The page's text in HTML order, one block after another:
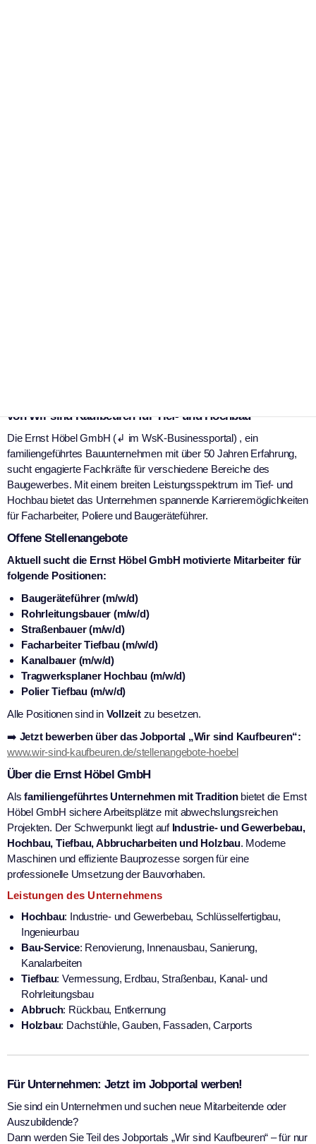
von Wir sind Kaufbeuren für Tief- und Hochbau
Die Ernst Höbel GmbH (↲ im WsK-Businessportal) , ein
familiengeführtes Bauunternehmen mit über 50 Jahren Erfahrung,
sucht engagierte Fachkräfte für verschiedene Bereiche des
Baugewerbes. Mit einem breiten Leistungsspektrum im Tief- und
Hochbau bietet das Unternehmen spannende Karrieremöglichkeiten
für Facharbeiter, Poliere und Baugeräteführer.
Offene Stellenangebote
Aktuell sucht die Ernst Höbel GmbH motivierte Mitarbeiter für
folgende Positionen:
Baugeräteführer (m/w/d)
Rohrleitungsbauer (m/w/d)
Straßenbauer (m/w/d)
Facharbeiter Tiefbau (m/w/d)
Kanalbauer (m/w/d)
Tragwerksplaner Hochbau (m/w/d)
Polier Tiefbau (m/w/d)
Alle Positionen sind in Vollzeitzu besetzen.
➡️ Jetzt bewerben über das Jobportal „Wir sind Kaufbeuren“:
www.wir-sind-kaufbeuren.de/stellenangebote-hoebel
Über die Ernst Höbel GmbH
Alsfamiliengeführtes Unternehmen mit Traditionbietet die Ernst
Höbel GmbH sichere Arbeitsplätze mit abwechslungsreichen
Projekten. Der Schwerpunkt liegt auf Industrie- und Gewerbebau,
Hochbau, Tiefbau, Abbrucharbeiten und Holzbau. Moderne
Maschinen und effiziente Bauprozesse sorgen für eine
professionelle Umsetzung der Bauvorhaben.
Leistungen des Unternehmens
Hochbau: Industrie- und Gewerbebau, Schlüsselfertigbau,
Ingenieurbau
Bau-Service: Renovierung, Innenausbau, Sanierung,
Kanalarbeiten
Tiefbau: Vermessung, Erdbau, Straßenbau, Kanal- und
Rohrleitungsbau
Abbruch: Rückbau, Entkernung
Holzbau: Dachstühle, Gauben, Fassaden, Carports
Für Unternehmen: Jetzt im Jobportal werben!
Sie sind ein Unternehmen und suchen neue Mitarbeitende oder
Auszubildende?
Dann werden Sie Teil des Jobportals „Wir sind Kaufbeuren“ – für nur